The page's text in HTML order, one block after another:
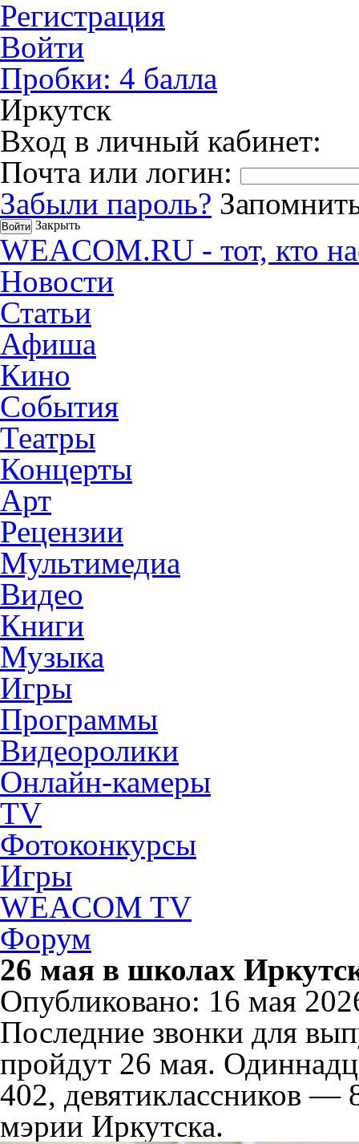
Регистрация
Войти
Пробки: 4 балла
Иркутск
Вход в личный кабинет:
Почта или логин:
Забыли пароль?
Закрыть
WEACOM.RU - тот, кто
Новости
Статьи
Афиша
Кино
События
Театры
Концерты
Арт
Рецензии
Мультимедиа
Видео
Книги
Музыка
Игры
Программы
Видеоролики
Онлайн-камеры
TV
Фотоконкурсы
Игры
WEACOM TV
Форум
26 мая в школах
Опубликовано: 16 мая
Последние звонки для
пройдут 26 мая.
402, девятиклассников —
мэрии Иркутска.